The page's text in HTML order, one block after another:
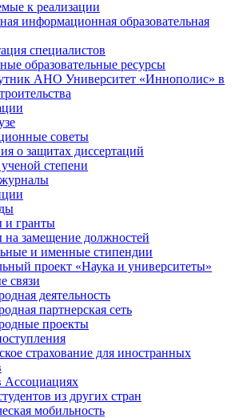
к реализации
информационная образовательная
специалистов
образовательные ресурсы
АНО Университет «Иннополис» в
советы
о защитах диссертаций
степени
и гранты
на замещение должностей
и именные стипендии
проект «Наука и университеты»
связи
деятельность
партнерская сеть
проекты
страхование для иностранных
Ассоциациях
из других стран
мобильность